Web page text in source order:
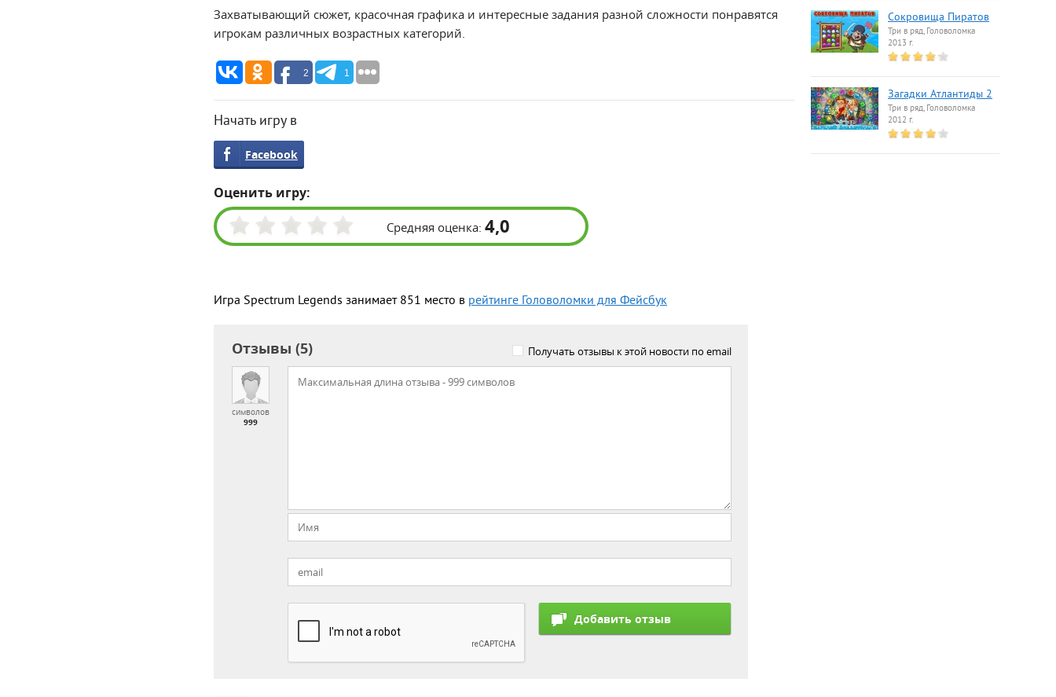
Захватывающий сюжет, красочная графика и интересные задания разной сложности понравятся
игрокам различных возрастных категорий.
2 1
Начать игру в
Facebook
Оценить игру:
Средняя оценка: 4,0
Игра Spectrum Legends занимает 851 место в рейтинге Головоломки для Фейсбук
Отзывы (5) Получать отзывы к этой новости по email
символов
999
Сокровища Пиратов
Три в ряд, Головоломка
2013 г.
Загадки Атлантиды 2
Три в ряд, Головоломка
2012 г.